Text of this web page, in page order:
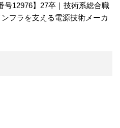
号12976】27卒｜技術系総合職
フラを支える電源技術メーカ